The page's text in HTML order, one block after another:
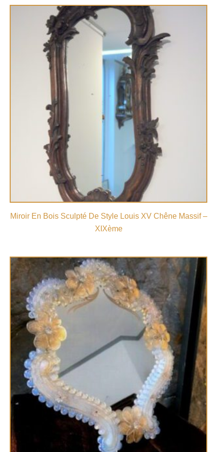
Miroir En Bois Sculpté De Style Louis XV Chêne Massif –
XIXème